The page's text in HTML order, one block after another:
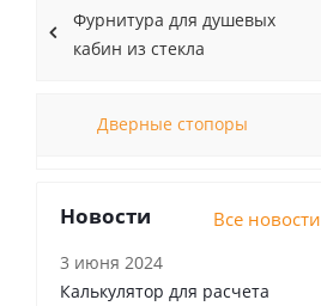
Фурнитура для душевых
кабин из стекла
Дверные стопоры
Новости Все новости
3 июня 2024
Калькулятор для расчета